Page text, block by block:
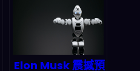
Elon Musk 震撼預